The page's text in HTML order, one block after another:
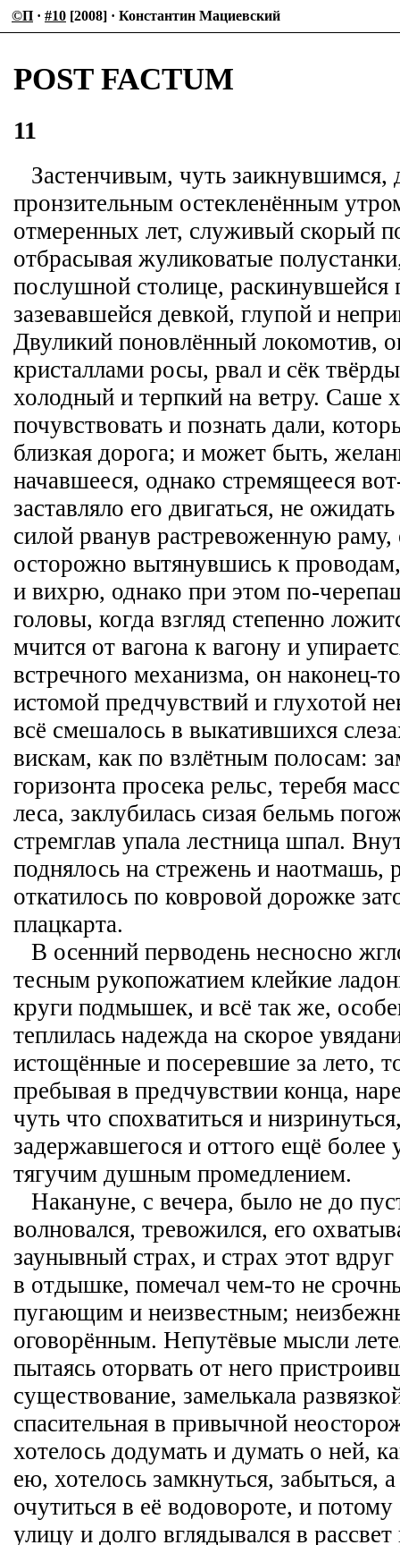
©П · #10 [2008] · Константин Мациевский
POST FACTUM
11
Застенчивым, чуть заикнувшимся,
пронзительным остекленённым
отмеренных лет, служивый скорый
отбрасывая жуликоватые
послушной столице, раскинувшейся
зазевавшейся девкой, глупой и
Двуликий поновлённый локомотив,
кристаллами росы, рвал и сёк
холодный и терпкий на ветру. Саше
почувствовать и познать дали,
близкая дорога; и может быть,
начавшееся, однако стремящееся
заставляло его двигаться, не
силой рванув растревоженную
осторожно вытянувшись к
и вихрю, однако при этом по-
головы, когда взгляд степенно
мчится от вагона к вагону и
встречного механизма, он наконец-
истомой предчувствий и глухотой
всё смешалось в выкатившихся
вискам, как по взлётным полосам:
горизонта просека рельс, теребя
леса, заклубилась сизая бельмь
стремглав упала лестница шпал.
поднялось на стрежень и наотмашь,
откатилось по ковровой дорожке
плацкарта.
В осенний перводень несносно
тесным рукопожатием клейкие
круги подмышек, и всё так же,
теплилась надежда на скорое
истощённые и посеревшие за лето,
пребывая в предчувствии конца,
чуть что спохватиться и
задержавшегося и оттого ещё
тягучим душным промедлением.
Накануне, с вечера, было не до
волновался, тревожился, его
заунывный страх, и страх этот вдруг
в отдышке, помечал чем-то не
пугающим и неизвестным;
оговорённым. Непутёвые мысли
пытаясь оторвать от него
существование, замелькала
спасительная в привычной
хотелось додумать и думать о ней,
ею, хотелось замкнуться, забыться,
очутиться в её водовороте, и
улицу и долго вглядывался в